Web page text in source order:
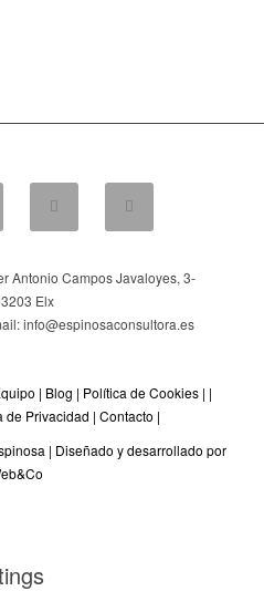
Antonio Campos Javaloyes, 3-
Elx
info@espinosaconsultora.es
| Blog | Política de Cookies| |
de Privacidad |Contacto |
| Diseñado y desarrollado por